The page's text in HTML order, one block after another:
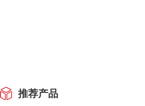
推荐产品